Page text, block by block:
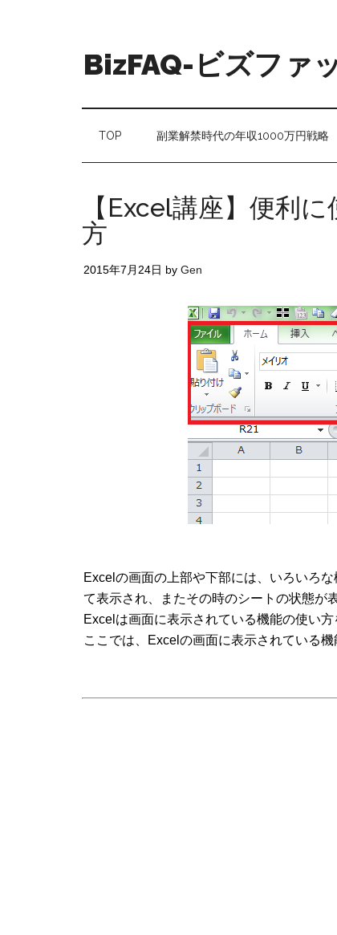
BizFAQ-ビズファ
TOP 副業解禁時代の年収1000万円戦略
【Excel講座】便利
方
2015年7月24日 by Gen
Excelの画面の上部や下部には、いろいろ
て表示され、またその時のシートの状態が
Excelは画面に表示されている機能の使い
ここでは、Excelの画面に表示されている機